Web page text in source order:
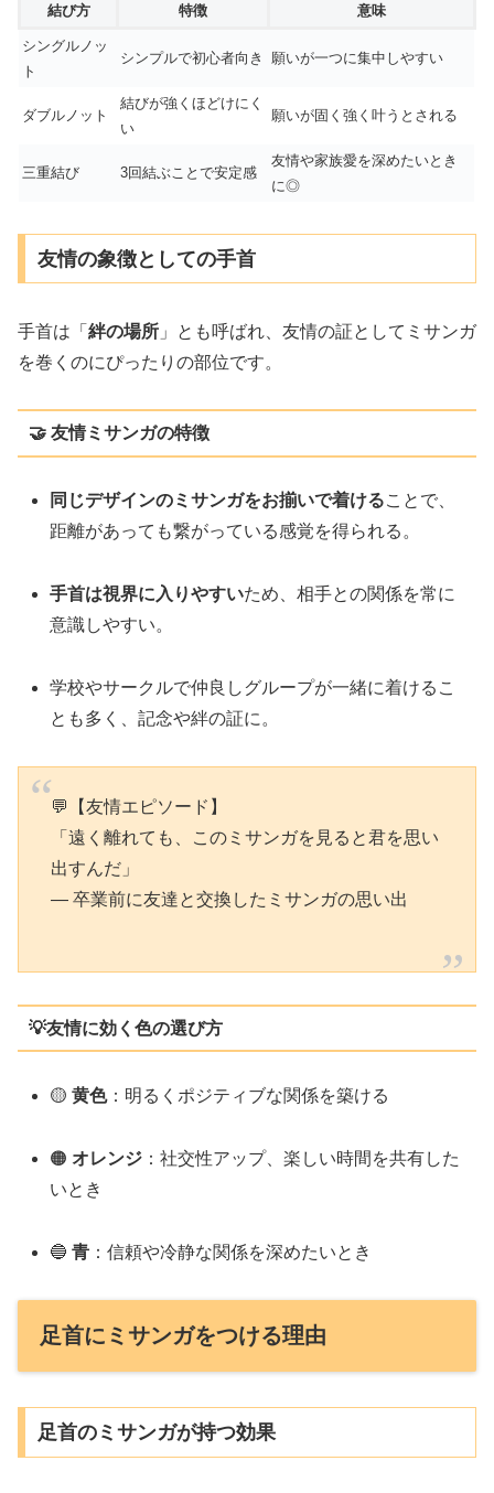
結び方 特徴 意味
シングルノッ
ト
シンプルで初心者向き 願いが一つに集中しやすい
ダブルノット
結びが強くほどけにく
い
願いが固く強く叶うとされる
三重結び 3回結ぶことで安定感
友情や家族愛を深めたいとき
に◎
友情の象徴としての手首
手首は「 絆の場所 」とも呼ばれ、友情の証としてミサンガ
を巻くのにぴったりの部位です。
🤝 友情ミサンガの特徴
同じデザインのミサンガをお揃いで着けることで、
距離があっても繋がっている感覚を得られる。
手首は視界に入りやすいため、相手との関係を常に
意識しやすい。
学校やサークルで仲良しグループが一緒に着けるこ
とも多く、記念や絆の証に。
💬【友情エピソード】
「遠く離れても、このミサンガを見ると君を思い
出すんだ」
― 卒業前に友達と交換したミサンガの思い出
💡友情に効く色の選び方
🟡黄色：明るくポジティブな関係を築ける
🟠 オレンジ ：社交性アップ、楽しい時間を共有した
いとき
🔵青 ：信頼や冷静な関係を深めたいとき
足首にミサンガをつける理由
足首のミサンガが持つ効果